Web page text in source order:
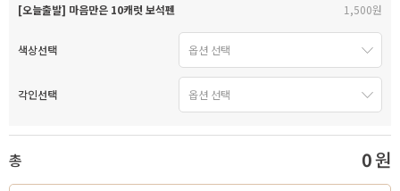
[오늘출발] 마음만은 10캐럿 보석펜 1,500원
색상선택
각인선택
총 0원